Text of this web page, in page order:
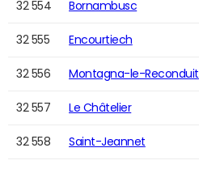
32 554 Bornambusc
32 555 Encourtiech
32 556 Montagna-le-Reconduit
32 557 Le Châtelier
32 558 Saint-Jeannet